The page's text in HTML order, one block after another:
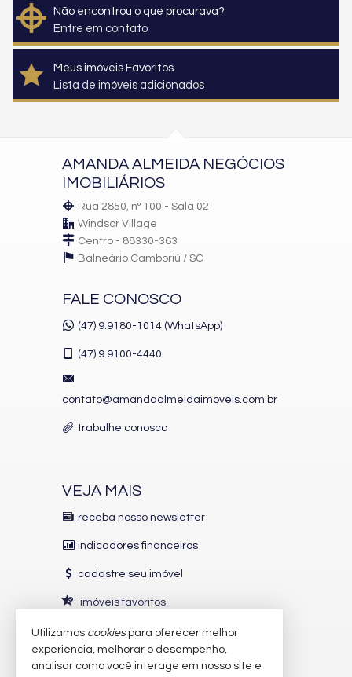
Não encontrou o que procurava?
Entre em contato
Meus imóveis Favoritos
Lista de imóveis adicionados
AMANDA ALMEIDA NEGÓCIOS
IMOBILIÁRIOS
Rua 2850, nº 100 - Sala 02
Windsor Village
Centro - 88330-363
Balneário Camboriú / SC
FALE CONOSCO
(47) 9.9180-1014 (WhatsApp)
(47) 9.9100-4440
contato@amandaalmeidaimoveis.com.br
trabalhe conosco
VEJA MAIS
receba nosso newsletter
indicadores financeiros
cadastre seu imóvel
imóveis favoritos
mapa de imóveis
Utilizamos cookiespara oferecer melhor
experiência, melhorar o desempenho,
analisar como você interage em nosso site e